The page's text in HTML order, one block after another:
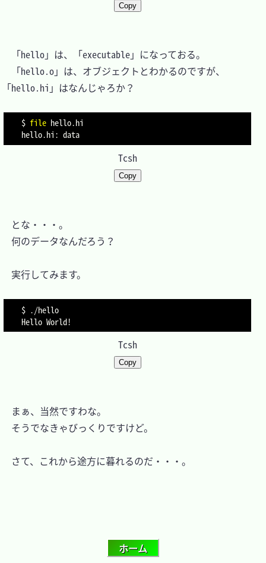
Copy
「hello」は、「executable」になっておる。
「hello.o」は、オブジェクトとわかるのですが、
「hello.hi」はなんじゃろか？
$ file hello.hi
Tcsh
Copy
とな・・・。
何のデータなんだろう？
実行してみます。
$ ./hello
Hello World!
Tcsh
Copy
まぁ、当然ですわな。
そうでなきゃびっくりですけど。
さて、これから途方に暮れるのだ・・・。